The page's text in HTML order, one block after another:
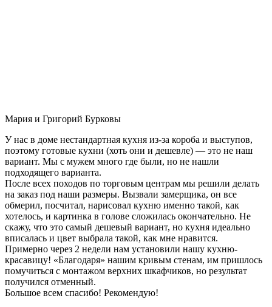
Мария и Григорий Бурковы
У нас в доме нестандартная кухня из-за короба и выступов,
поэтому готовые кухни (хоть они и дешевле) — это не наш
вариант. Мы с мужем много где были, но не нашли
подходящего варианта.
После всех походов по торговым центрам мы решили делать
на заказ под наши размеры. Вызвали замерщика, он все
обмерил, посчитал, нарисовал кухню именно такой, как
хотелось, и картинка в голове сложилась окончательно. Не
скажу, что это самый дешевый вариант, но кухня идеально
вписалась и цвет выбрала такой, как мне нравится.
Примерно через 2 недели нам установили нашу кухню-
красавицу! «Благодаря» нашим кривым стенам, им пришлось
помучиться с монтажом верхних шкафчиков, но результат
получился отменный.
Большое всем спасибо! Рекомендую!